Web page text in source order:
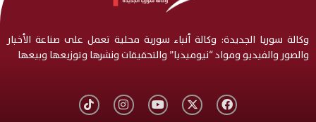
وكالة سوريا الجديدة: وكالة أنباء سورية محلية تعمل على صناعة الأخبار
والصور والفيديو ومواد “نيوميديا” والتحقيقات ونشرها وتوزيعها وبيعها